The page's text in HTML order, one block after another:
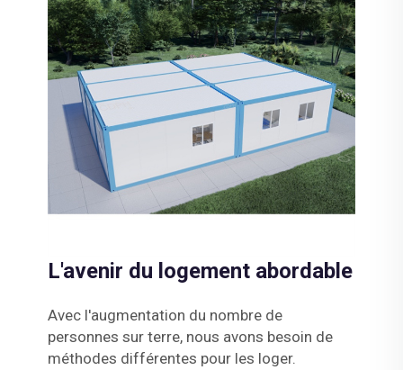
L'avenir du logement abordable
Avec l'augmentation du nombre de
personnes sur terre, nous avons besoin de
méthodes différentes pour les loger.